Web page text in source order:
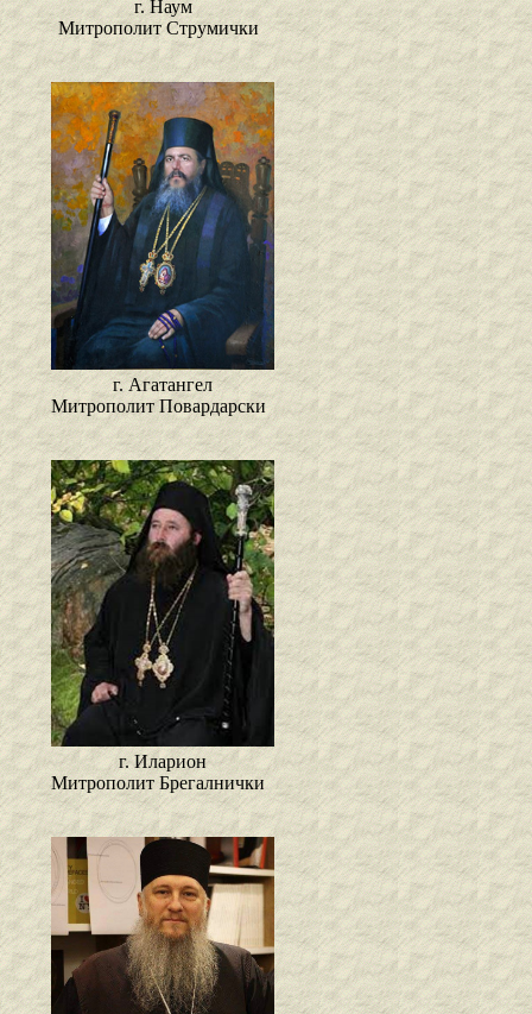
г. Наум
Митрополит Струмички
г. Агатангел
Митрополит Повардарски
г. Иларион
Митрополит Брегалнички